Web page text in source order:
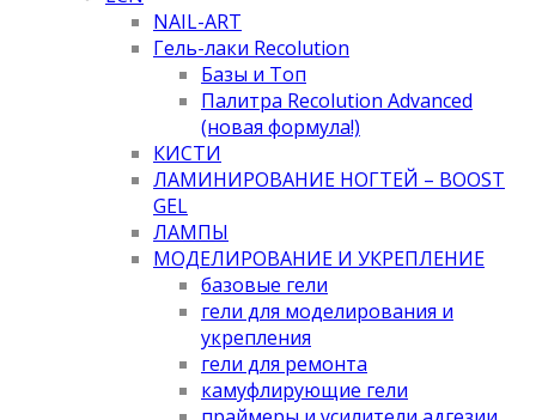
NAIL-ART
Гель-лаки Recolution
Базы и Топ
Палитра Recolution Advanced
(новая формула!)
КИСТИ
ЛАМИНИРОВАНИЕ НОГТЕЙ – BOOST
GEL
ЛАМПЫ
МОДЕЛИРОВАНИЕ И УКРЕПЛЕНИЕ
базовые гели
гели для моделирования и
укрепления
гели для ремонта
камуфлирующие гели